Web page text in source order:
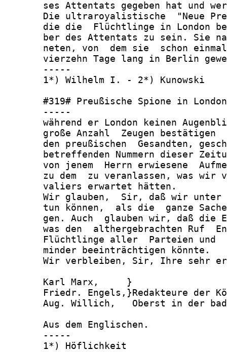
ses Attentats gegeben hat und
Die ultraroyalistische  "Neue
die die  Flüchtlinge in London
ber des Attentats zu sein. Sie
neten, von  dem sie  schon
vierzehn Tage lang in Berlin
       -----
       1*) Wilhelm I. - 2*) Kunowski
       #319# Preußische Spione in London
       -----
während er London keinen
große Anzahl  Zeugen bestätigen
den preußischen  Gesandten,
betreffenden Nummern dieser
von jenem  Herrn erwiesene
zu dem  zu veranlassen, was wir
       valiers erwartet hätten.
Wir glauben,  Sir, daß wir
tun können,  als die  ganze
gen. Auch  glauben wir, daß die
was den  althergebrachten Ruf
Flüchtlinge aller  Parteien und
       minder beeinträchtigen könnte.
Wir verbleiben, Sir, Ihre sehr
       Karl Marx,     }
Friedr. Engels,}Redakteure der
Aug. Willich,   Oberst in der
       Aus dem Englischen.
       -----
       1*) Höflichkeit